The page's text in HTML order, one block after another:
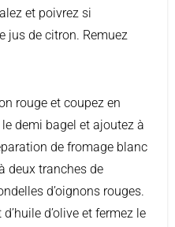
et poivrez si
jus de citron. Remuez
rouge et coupez en
demi bagel et ajoutez à
de fromage blanc
deux tranches de
d’oignons rouges.
d’olive et fermez le